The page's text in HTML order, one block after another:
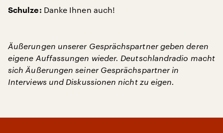
Schulze: Danke Ihnen auch!
Äußerungen unserer Gesprächspartner geben deren
eigene Auffassungen wieder. Deutschlandradio macht
sich Äußerungen seiner Gesprächspartner in
Interviews und Diskussionen nicht zu eigen.